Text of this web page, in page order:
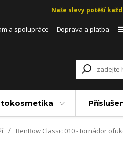
Naše slevy potěší
a spolupráce Doprava a platba
BenBow Classic 010 - tornádor